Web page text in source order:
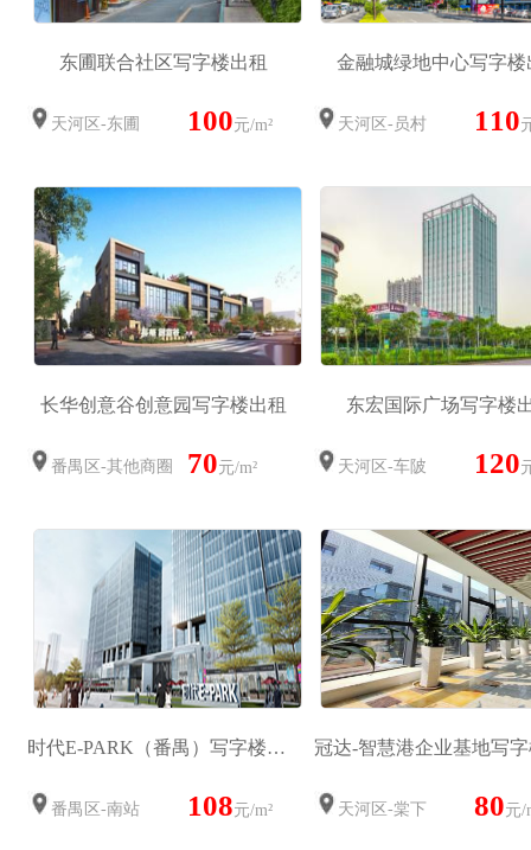
东圃联合社区写字楼出租
天河区-东圃 100元/m²
金融城绿地中心写字楼
天河区-员村 110
长华创意谷创意园写字楼出租
番禺区-其他商圈 70元/m²
东宏国际广场写字楼
天河区-车陂 120
时代E-PARK（番禺）写字楼出租
番禺区-南站 108元/m²
冠达-智慧港企业基地写
天河区-棠下 80元/